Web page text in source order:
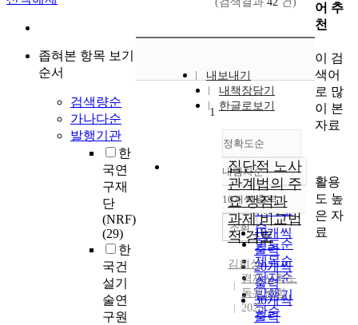
좁혀본 항목 보기
순서
검색량순
가나다순
발행기관
한
국연
구재
단
(NRF)
(29)
한
국건
설기
술연
구원
내보내기
내책장담기
한글로보기
정확도순
정확도
순
인기도
순
연도순
제목순
저자순
발행기
관순
내림차순
내림차순
10개씩 출력
10개씩
출력
20개씩
출력
30개씩
출력
조회
1
집단적 노사
관계법의 주
요 쟁점과
과제 비교법
적 검토
김희성
경제사회노
동위원회
2025
어 추
천
이 검
색어
로 많
이 본
자료
활용
도 높
은 자
료